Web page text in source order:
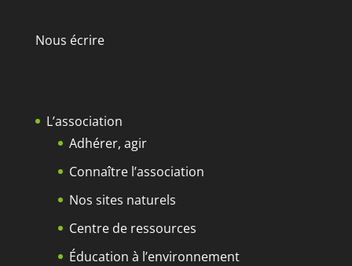
Nous écrire
L’association
Adhérer, agir
Connaître l’association
Nos sites naturels
Centre de ressources
Éducation à l’environnement